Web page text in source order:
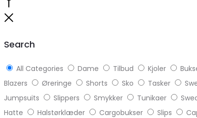
Search
All Categories Dame Tilbud Kjoler
Blazers
Øreringe Shorts Sko Tasker
Jumpsuits
Slippers Smykker Tunikaer
Hatte
Halstørklæder Cargobukser Slips